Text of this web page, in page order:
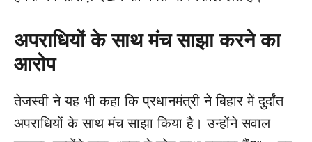
अपराधियों के साथ मंच साझा करने का
आरोप
तेजस्वी ने यह भी कहा कि प्रधानमंत्री ने बिहार में दुर्दांत
अपराधियों के साथ मंच साझा किया है। उन्होंने सवाल